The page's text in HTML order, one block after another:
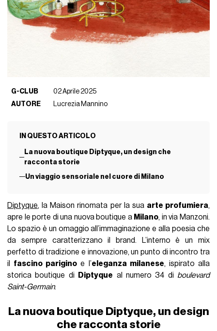
G-CLUB
02 Aprile 2025
AUTORE
Lucrezia Mannino
IN QUESTO ARTICOLO
La nuova boutique Diptyque, un design che
racconta storie
Un viaggio sensoriale nel cuore di Milano
Diptyque, la Maison rinomata per la sua arte profumiera,
apre le porte di una nuova boutique a Milano, in via Manzoni.
Lo spazio è un omaggio all’immaginazione e alla poesia che
da sempre caratterizzano il brand. L’interno è un mix
perfetto di tradizione e innovazione, un punto di incontro tra
il fascino parigino e l’eleganza milanese, ispirato alla
storica boutique di
Diptyque al numero 34 di boulevard
Saint-Germain.
La nuova boutique Diptyque, un design
che racconta storie